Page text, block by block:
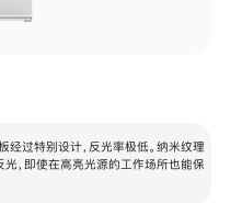
经过特别设计，反光率极低。纳米纹理
，即使在高亮光源的工作场所也能保